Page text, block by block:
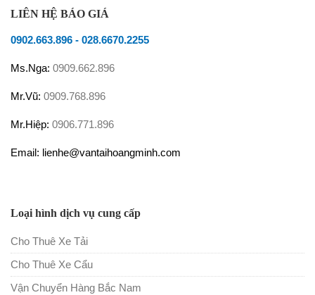
LIÊN HỆ BÁO GIÁ
0902.663.896 - 028.6670.2255
Ms.Nga: 0909.662.896
Mr.Vũ: 0909.768.896
Mr.Hiệp: 0906.771.896
Email: lienhe@vantaihoangminh.com
Loại hình dịch vụ cung cấp
Cho Thuê Xe Tải
Cho Thuê Xe Cẩu
Vận Chuyển Hàng Bắc Nam